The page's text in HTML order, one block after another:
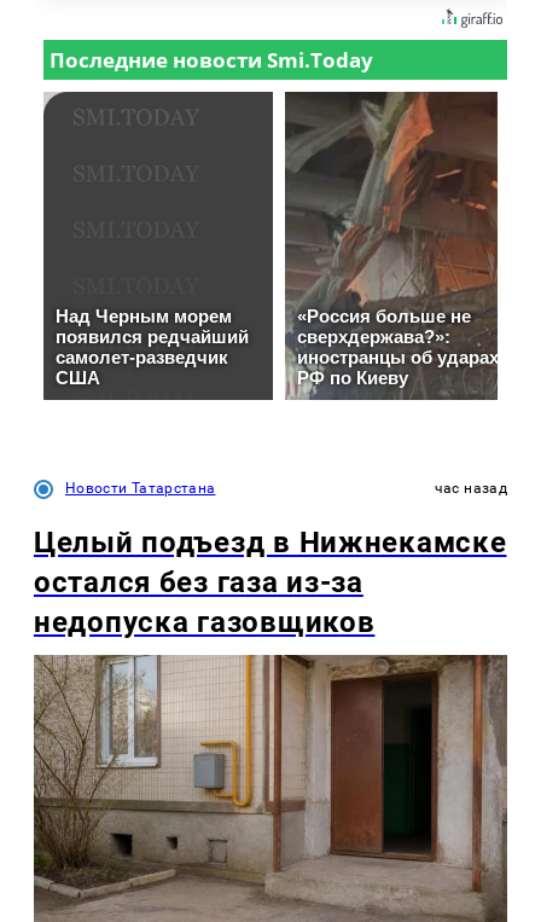
Новости Татарстана час назад
Целый подъезд в Нижнекамске
остался без газа из-за
недопуска газовщиков